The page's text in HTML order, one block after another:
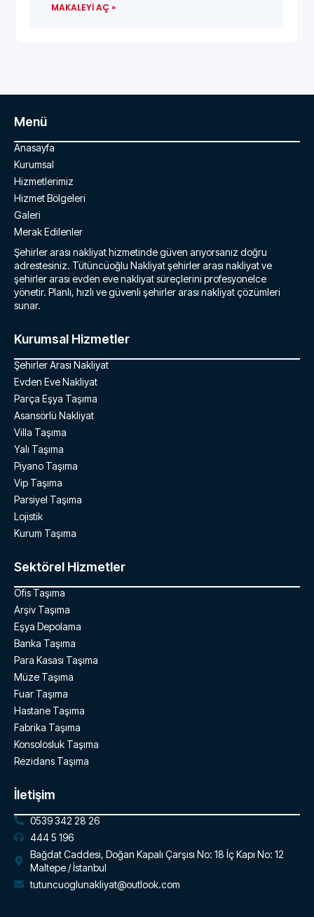
MAKALEYI AÇ »
Menü
Anasayfa
Kurumsal
Hizmetlerimiz
Hizmet Bölgeleri
Galeri
Merak Edilenler
Şehirler arası nakliyat hizmetinde güven arıyorsanız doğru
adrestesiniz. Tütüncüoğlu Nakliyat şehirler arası nakliyat ve
şehirler arası evden eve nakliyat süreçlerini profesyonelce
yönetir. Planlı, hızlı ve güvenli şehirler arası nakliyat çözümleri
sunar.
Kurumsal Hizmetler
Şehirler Arası Nakliyat
Evden Eve Nakliyat
Parça Eşya Taşıma
Asansörlü Nakliyat
Villa Taşıma
Yalı Taşıma
Piyano Taşıma
Vip Taşıma
Parsiyel Taşıma
Lojistik
Kurum Taşıma
Sektörel Hizmetler
Ofis Taşıma
Arşiv Taşıma
Eşya Depolama
Banka Taşıma
Para Kasası Taşıma
Müze Taşıma
Fuar Taşıma
Hastane Taşıma
Fabrika Taşıma
Konsolosluk Taşıma
Rezidans Taşıma
İletişim
0539 342 28 26
444 5 196
Bağdat Caddesi, Doğan Kapalı Çarşısı No: 18 İç Kapı No: 12
Maltepe / İstanbul
tutuncuoglunakliyat@outlook.com